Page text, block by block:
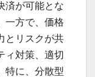
済が可能とな
一方で、価格
とリスクが共
ィ対策、適切
特に、分散型